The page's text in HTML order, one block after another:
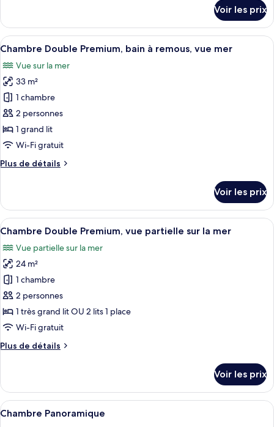
le
type
de
Premium
Junior
Suite
Voir les prix
Afficher
toutes
les
photos
pour
ce
type
de
chambre :
Chambre
bain
à
remous,
vue
mer
Une chambre d’hôtel avec un lit,
9
Chambre Double Premium, bain à remous, vue mer
Vue sur la mer
33 m²
1 chambre
2 personnes
1 grand lit
Wi-Fi gratuit
Plus de détails
Plus
le
type
de
Chambre
Double
Premium,
bain
à
remous,
vue
mer
Voir les prix
Afficher
toutes
les
photos
pour
ce
type
de
chambre :
Chambre
vue
partielle
sur
Un balcon offrant une vue dégagée
4
Chambre Double Premium, vue partielle sur la mer
Vue partielle sur la mer
24 m²
1 chambre
2 personnes
1 très grand lit OU 2 lits 1 place
Wi-Fi gratuit
Plus de détails
Plus
le
type
de
Voir les prix
Afficher
toutes
Une chambre moderne équipée
10
Chambre Panoramique